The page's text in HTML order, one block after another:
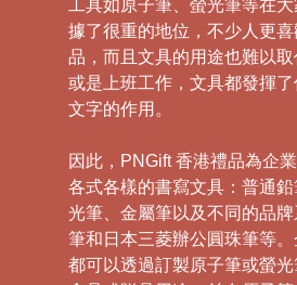
工具如原子筆、螢光筆等在
據了很重的地位，不少人更喜
品，而且文具的用途也難以
或是上班工作，文具都發揮
文字的作用。
因此，PNGift 香港禮品為企
各式各樣的書寫文具：普通
光筆、金屬筆以及不同的品
筆和日本三菱辦公圓珠筆等
都可以透過訂製原子筆或螢